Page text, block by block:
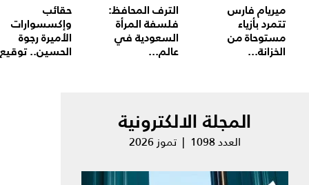
ميريام فارس
تتمرد بأزياء
مستوحاة من
الخزانة...
الترف المحافظ:
فلسفة المرأة
السعودية في
عالم...
حقائب
وإكسسوارات
الأميرة رجوة
الحسين..
المجلة الالكترونية
العدد 1098 | تموز 2026